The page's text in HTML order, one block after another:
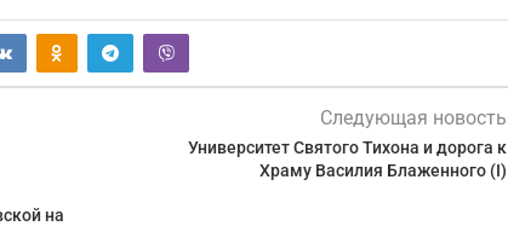
на
Следующая новость
Университет Святого Тихона и дорога к
Храму Василия Блаженного (I)